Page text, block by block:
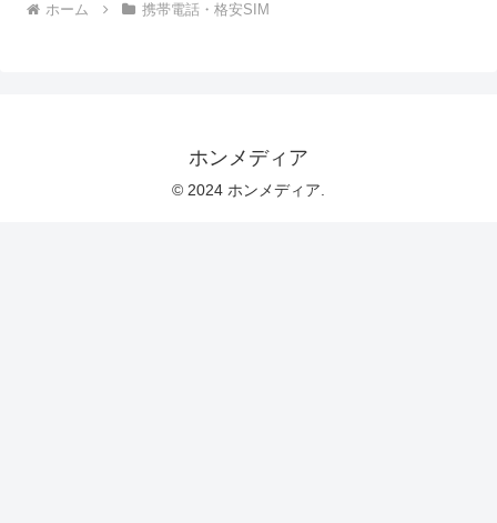
ホーム 携帯電話・格安SIM
ホンメディア
© 2024 ホンメディア.